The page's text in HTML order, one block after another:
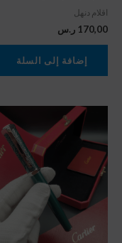
اقلام دنهل
170,00 ر.س
إضافة إلى السلة